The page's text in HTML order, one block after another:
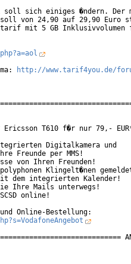
soll sich einiges �ndern. Der
von 24,90 auf 29,90 Euro
mit 5 GB Inklusivvolumen
http://www.tarif4you.de/
Ericsson T610 f�r nur 79,-
Digitalkamera und
Freunde per MMS!
von Ihren Freunden!
Klingelt�nen
dem integrierten Kalender!
Ihre Mails unterwegs!
online!
Online-Bestellung: